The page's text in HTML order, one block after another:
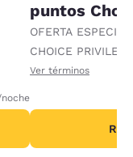
puntos
OFERTA
CHOICE
recompensas al
Ver términos